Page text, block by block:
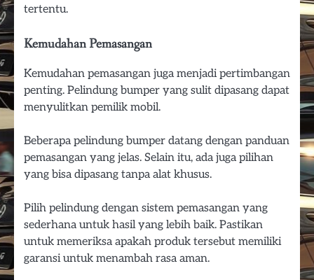
tertentu.
Kemudahan Pemasangan
Kemudahan pemasangan juga menjadi pertimbangan
penting. Pelindung bumper yang sulit dipasang dapat
menyulitkan pemilik mobil.
Beberapa pelindung bumper datang dengan panduan
pemasangan yang jelas. Selain itu, ada juga pilihan
yang bisa dipasang tanpa alat khusus.
Pilih pelindung dengan sistem pemasangan yang
sederhana untuk hasil yang lebih baik. Pastikan
untuk memeriksa apakah produk tersebut memiliki
garansi untuk menambah rasa aman.